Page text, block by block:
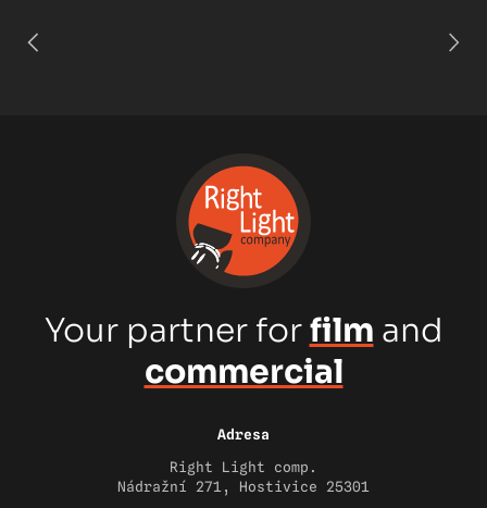
Your partner forfilm and
commercial
Adresa
Right Light comp.
Nádražní 271, Hostivice 25301